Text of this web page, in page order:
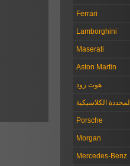
Ferrari
Lamborghini
Maserati
Aston Martin
هوت رود
المحددة الكلاسيكية
Porsche
Morgan
Mercedes-Benz